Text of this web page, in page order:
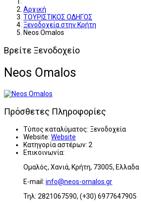
Αρχική
ΤΟΥΡΙΣΤΙΚΟΣ ΟΔΗΓΟΣ
Ξενοδοχεία στην Κρήτη
Neos Omalos
Βρείτε Ξενοδοχείο
Neos Omalos
Πρόσθετες Πληροφορίες
Τύπος καταλύματος: Ξενοδοχεία
Website: Website
Κατηγορία αστέρων: 2
Επικοινωνία:
Ομαλός, Χανιά, Κρήτη, 73005, Ελλαδα
E-mail: info@neos-omalos.gr
Τηλ: 2821067590, (+30) 6977647905